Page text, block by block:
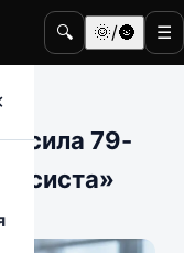
🔍 🌞/🌚 ☰
79-